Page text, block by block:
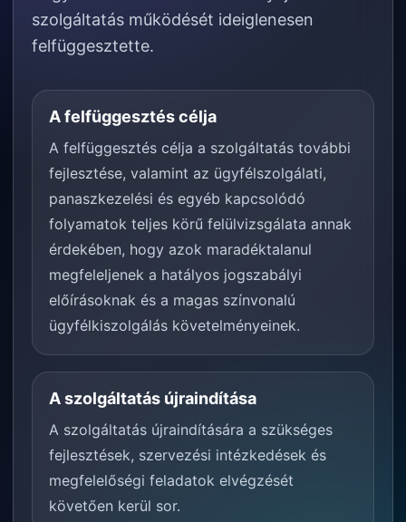
szolgáltatás működését ideiglenesen
felfüggesztette.
A felfüggesztés célja
A felfüggesztés célja a szolgáltatás további
fejlesztése, valamint az ügyfélszolgálati,
panaszkezelési és egyéb kapcsolódó
folyamatok teljes körű felülvizsgálata annak
érdekében, hogy azok maradéktalanul
megfeleljenek a hatályos jogszabályi
előírásoknak és a magas színvonalú
ügyfélkiszolgálás követelményeinek.
A szolgáltatás újraindítása
A szolgáltatás újraindítására a szükséges
fejlesztések, szervezési intézkedések és
megfelelőségi feladatok elvégzését
követően kerül sor.